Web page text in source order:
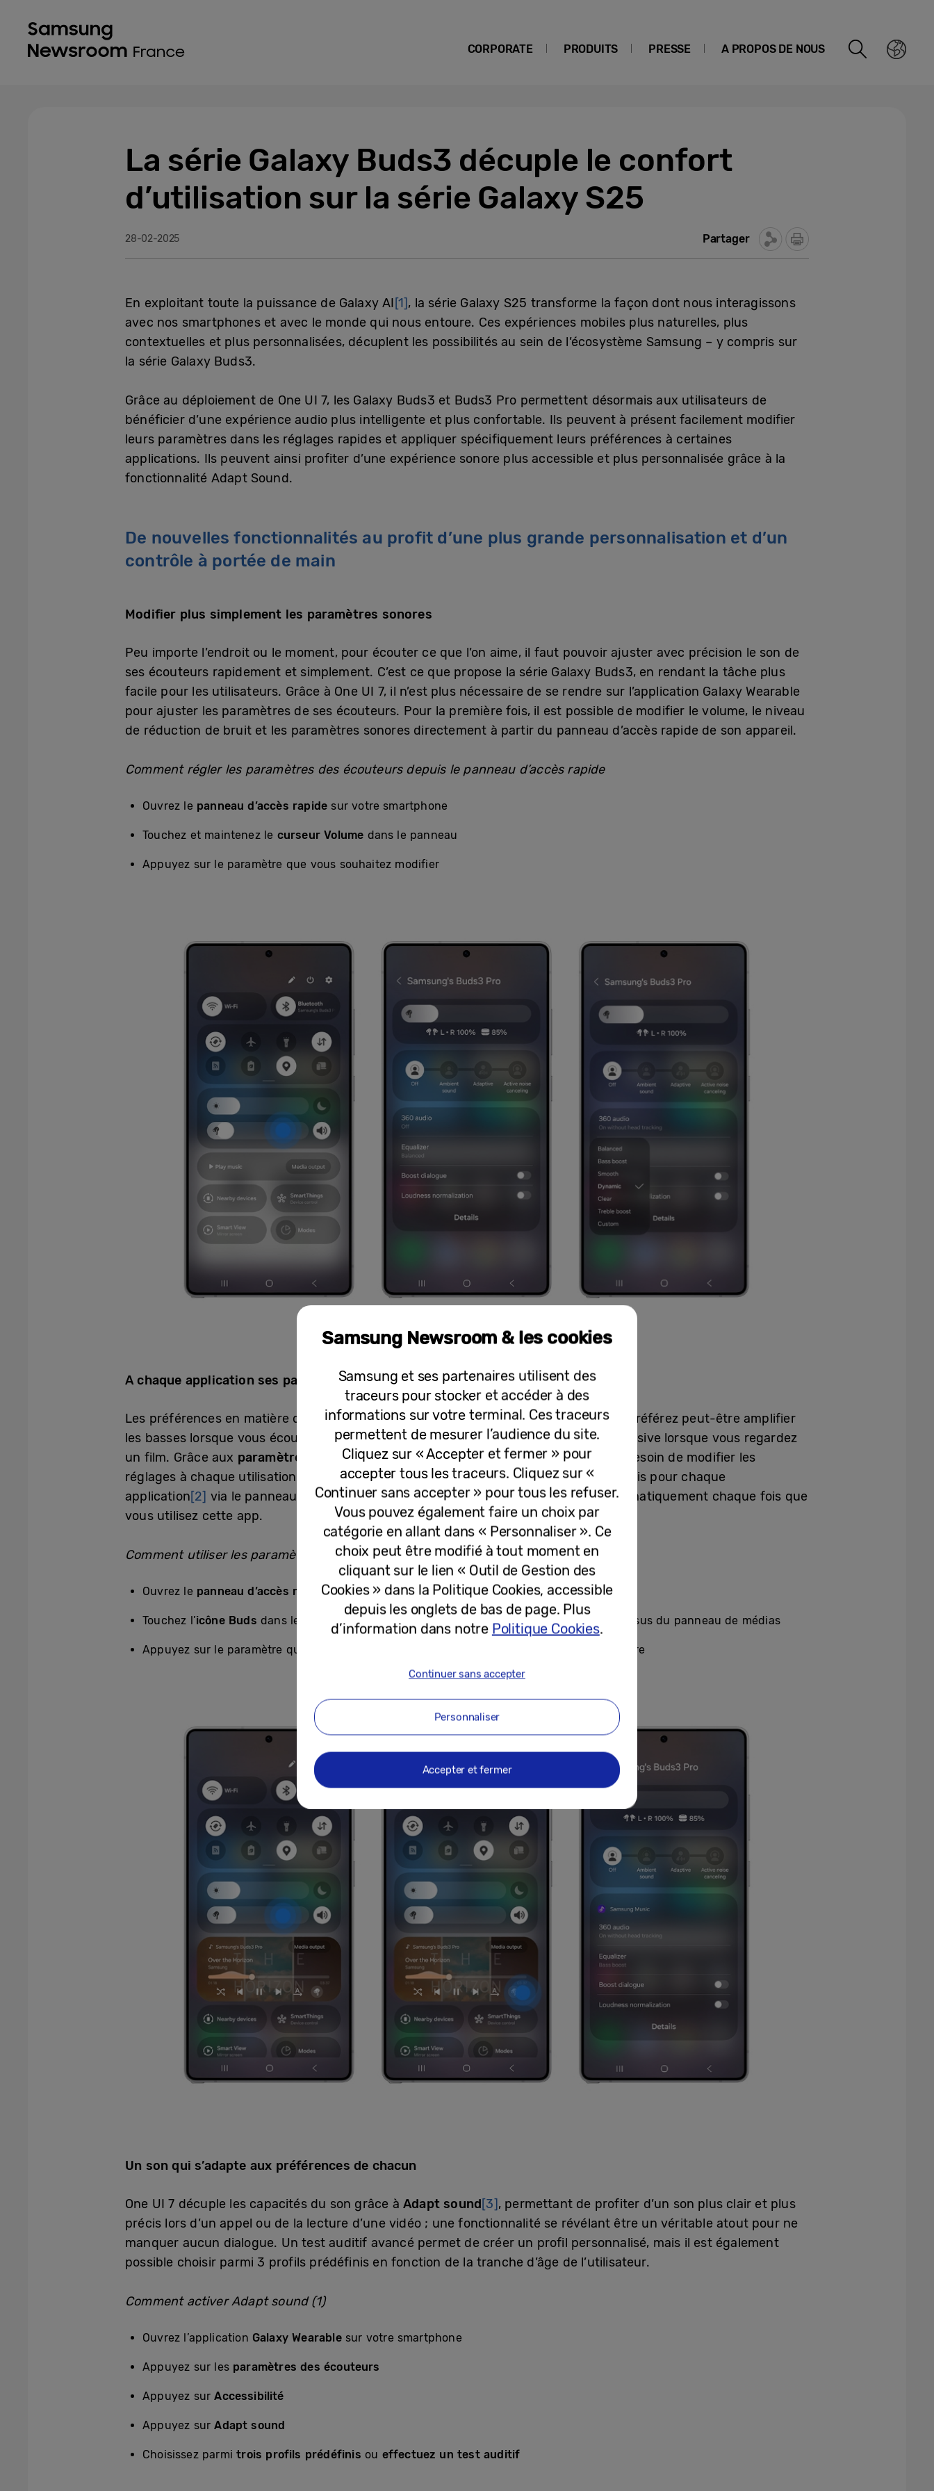
CORPORATE PRODUITS PRESSE A PROPOS DE NOUS
La série Galaxy Buds3 décuple le confort
d’utilisation sur la série Galaxy S25
28-02-2025 Partager
En exploitant toute la puissance de Galaxy AI [1], la série Galaxy S25 transforme la façon dont nous interagissons
avec nos smartphones et avec le monde qui nous entoure. Ces expériences mobiles plus naturelles, plus
contextuelles et plus personnalisées, décuplent les possibilités au sein de l’écosystème Samsung – y compris sur
la série Galaxy Buds3.
Grâce au déploiement de One UI 7, les Galaxy Buds3 et Buds3 Pro permettent désormais aux utilisateurs de
bénéficier d’une expérience audio plus intelligente et plus confortable. Ils peuvent à présent facilement modifier
leurs paramètres dans les réglages rapides et appliquer spécifiquement leurs préférences à certaines
applications. Ils peuvent ainsi profiter d’une expérience sonore plus accessible et plus personnalisée grâce à la
fonctionnalité Adapt Sound.
De nouvelles fonctionnalités au profit d’une plus grande personnalisation et d’un
contrôle à portée de main
Modifier plus simplement les paramètres sonores
Peu importe l’endroit ou le moment, pour écouter ce que l’on aime, il faut pouvoir ajuster avec précision le son de
ses écouteurs rapidement et simplement. C’est ce que propose la série Galaxy Buds3, en rendant la tâche plus
facile pour les utilisateurs. Grâce à One UI 7, il n’est plus nécessaire de se rendre sur l’application Galaxy Wearable
pour ajuster les paramètres de ses écouteurs. Pour la première fois, il est possible de modifier le volume, le niveau
de réduction de bruit et les paramètres sonores directement à partir du panneau d’accès rapide de son appareil.
Comment régler les paramètres des écouteurs depuis le panneau d’accès rapide
Ouvrez le panneau d’accès rapide sur votre smartphone
Touchez et maintenez le curseur Volume dans le panneau
Appuyez sur le paramètre que vous souhaitez modifier
A chaque application ses paramètres
Les préférences en matière de son varient en fonction de l’application utilisée. Vous préférez peut-être amplifier
les basses lorsque vous écoutez de la musique, mais profiter d’une expérience immersive lorsque vous regardez
un film. Grâce aux paramètres sonores des applications, les utilisateurs n’ont plus besoin de modifier les
réglages à chaque utilisation. Il vous suffit de définir vos préférences une première fois pour chaque
application[2] via le panneau d’accès rapide, et les Galaxy Buds3 les appliquent automatiquement chaque fois que
vous utilisez cette app.
Comment utiliser les paramètres sonores des applications
Ouvrez le panneau d’accès rapidesur votre smartphone
Touchez l’icône Budsdans le panneau ou touchez et maintenez le curseur Volume au-dessus du panneau de médias
Appuyez sur le paramètre que vous souhaitez modifier pour l’application en cours de lecture
Un son qui s’adapte aux préférences de chacun
One UI 7 décuple les capacités du son grâce àAdapt sound[3], permettant de profiter d’un son plus clair et plus
précis lors d’un appel ou de la lecture d’une vidéo ; une fonctionnalité se révélant être un véritable atout pour ne
manquer aucun dialogue. Un test auditif avancé permet de créer un profil personnalisé, mais il est également
possible choisir parmi 3 profils prédéfinis en fonction de la tranche d’âge de l’utilisateur.
Comment activer Adapt sound (1)
Ouvrez l’application Galaxy Wearablesur votre smartphone
Appuyez sur les paramètres des écouteurs
Appuyez surAccessibilité
Appuyez surAdapt sound
Choisissez parmitrois profils prédéfinis ou effectuez un test auditif
Samsung Newsroom & les cookies
Samsung et ses partenaires utilisent des
traceurs pour stocker et accéder à des
informations sur votre terminal. Ces traceurs
permettent de mesurer l’audience du site.
Cliquez sur « Accepter et fermer » pour
accepter tous les traceurs. Cliquez sur «
Continuer sans accepter » pour tous les refuser.
Vous pouvez également faire un choix par
catégorie en allant dans « Personnaliser ». Ce
choix peut être modifié à tout moment en
cliquant sur le lien « Outil de Gestion des
Cookies » dans la Politique Cookies, accessible
depuis les onglets de bas de page. Plus
d’information dans notre Politique Cookies.
Continuer sans accepter
Personnaliser
Accepter et fermer